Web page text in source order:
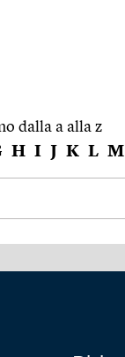
dalla a alla z
H I J K L M